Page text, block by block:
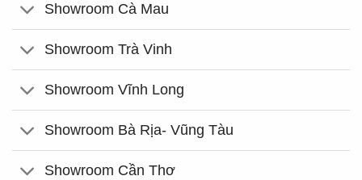
Showroom Cà Mau
Showroom Trà Vinh
Showroom Vĩnh Long
Showroom Bà Rịa- Vũng Tàu
Showroom Cần Thơ